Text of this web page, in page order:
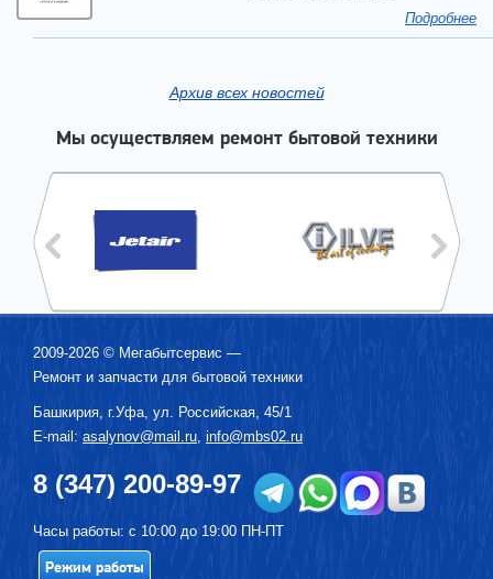
Подробнее
Архив всех новостей
Мы осуществляем ремонт бытовой техники
2009-2026 © Мегабытсервис —
Ремонт и запчасти для бытовой техники
Башкирия, г.Уфа, ул. Российская, 45/1
E-mail: asalynov@mail.ru, info@mbs02.ru
8 (347) 200-89-97
Часы работы: с 10:00 до 19:00 ПН-ПТ
Режим работы